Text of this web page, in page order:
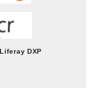
Liferay DXP